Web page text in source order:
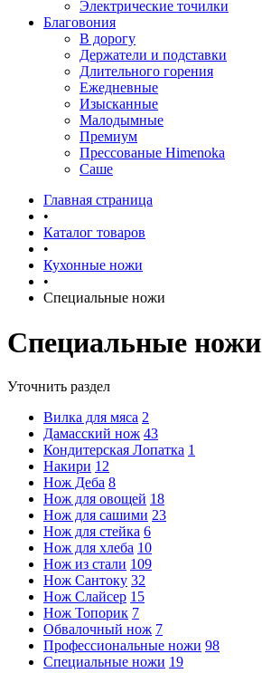
Электрические точилки
Благовония
В дорогу
Держатели и подставки
Длительного горения
Ежедневные
Изысканные
Малодымные
Премиум
Прессованые Himenoka
Саше
Главная страница
•
Каталог товаров
•
Кухонные ножи
•
Специальные ножи
Специальные ножи
Уточнить раздел
Вилка для мяса 2
Дамасский нож 43
Кондитерская Лопатка 1
Накири 12
Нож Деба 8
Нож для овощей 18
Нож для сашими 23
Нож для стейка 6
Нож для хлеба 10
Нож из стали 109
Нож Сантоку 32
Нож Слайсер 15
Нож Топорик 7
Обвалочный нож 7
Профессиональные ножи 98
Специальные ножи 19